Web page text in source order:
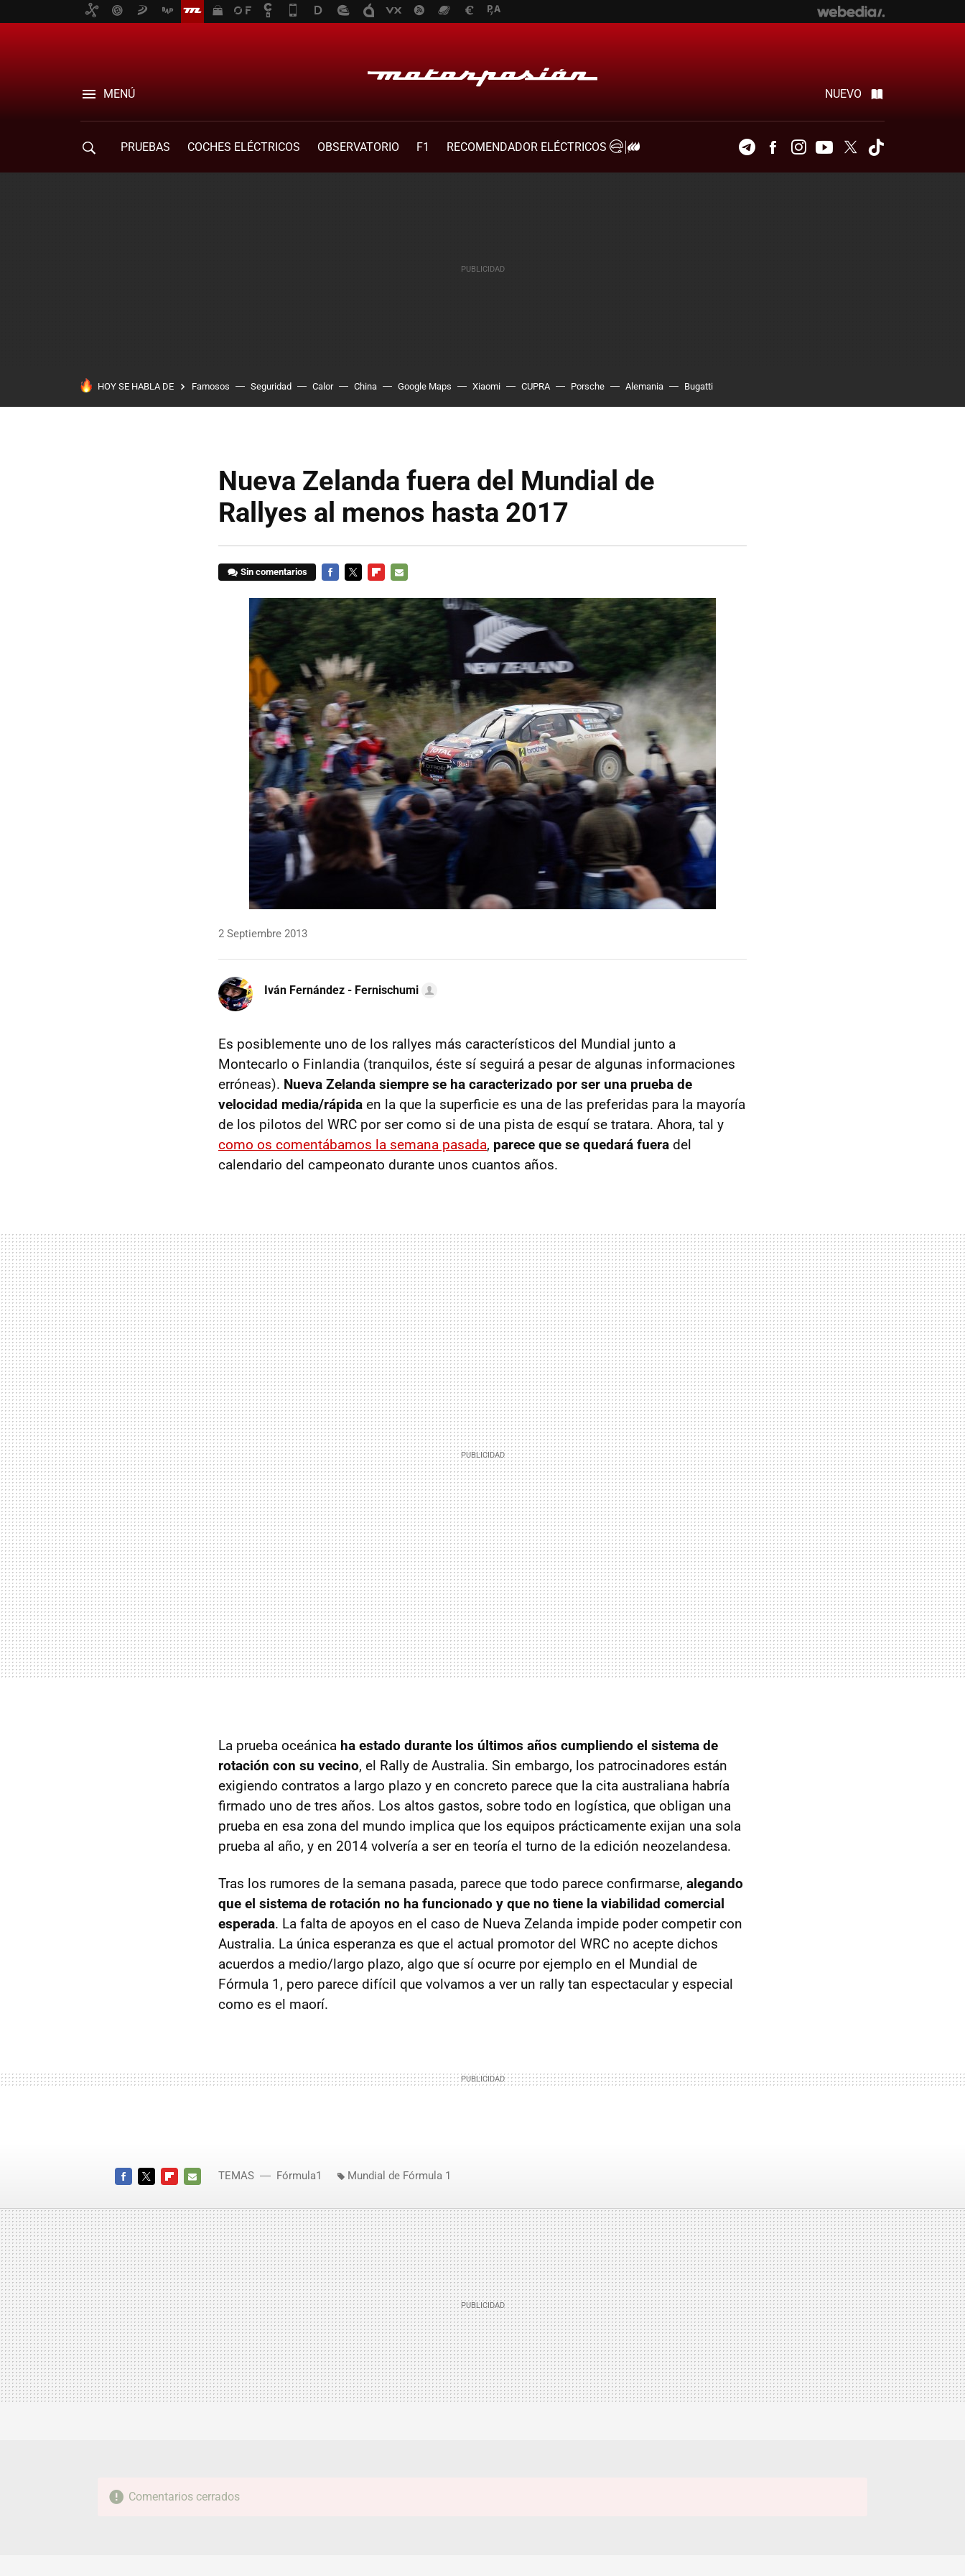
MENÚ NUEVO
PRUEBAS COCHES ELÉCTRICOS OBSERVATORIO F1
RECOMENDADOR ELÉCTRICOS
TelegramFacebookInstagramYoutubeTwitter
HOY SE HABLA DE Famosos Seguridad Calor China Google Maps Xiaomi CUPRA Porsche Alemania Bugatti
Nueva Zelanda fuera del Mundial de
Rallyes al menos hasta 2017
Sin comentarios
MAIL
2 Septiembre 2013
Iván Fernández - Fernischumi
Es posiblemente uno de los rallyes más característicos del Mundial junto a
Montecarlo o Finlandia (tranquilos, éste sí seguirá a pesar de algunas informaciones
erróneas). Nueva Zelanda siempre se ha caracterizado por ser una prueba de
velocidad media/rápida en la que la superficie es una de las preferidas para la mayoría
de los pilotos del WRC por ser como si de una pista de esquí se tratara. Ahora, tal y
como os comentábamos la semana pasada, parece que se quedará fuera del
calendario del campeonato durante unos cuantos años.
La prueba oceánica ha estado durante los últimos años cumpliendo el sistema de
rotación con su vecino, el Rally de Australia. Sin embargo, los patrocinadores están
exigiendo contratos a largo plazo y en concreto parece que la cita australiana habría
firmado uno de tres años. Los altos gastos, sobre todo en logística, que obligan una
prueba en esa zona del mundo implica que los equipos prácticamente exijan una sola
prueba al año, y en 2014 volvería a ser en teoría el turno de la edición neozelandesa.
Tras los rumores de la semana pasada, parece que todo parece confirmarse, alegando
que el sistema de rotación no ha funcionado y que no tiene la viabilidad comercial
esperada. La falta de apoyos en el caso de Nueva Zelanda impide poder competir con
Australia. La única esperanza es que el actual promotor del WRC no acepte dichos
acuerdos a medio/largo plazo, algo que sí ocurre por ejemplo en el Mundial de
Fórmula 1, pero parece difícil que volvamos a ver un rally tan espectacular y especial
como es el maorí.
MAIL
TEMAS Fórmula1 Mundial de Fórmula 1
Comentarios cerrados